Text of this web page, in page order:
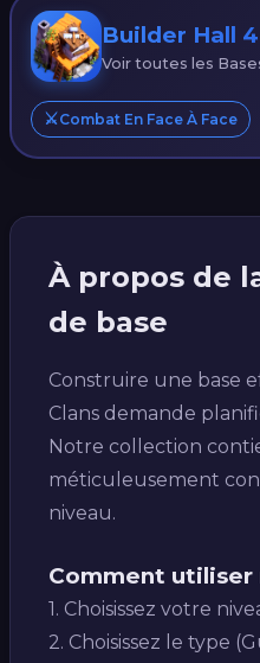
Builder Hall 4
Voir toutes les
⚔️Combat En Face À Face
À propos de
de base
Construire une base
Clans demande
Notre collection
méticuleusement
niveau.
Comment utiliser
1. Choisissez votre
2. Choisissez le type